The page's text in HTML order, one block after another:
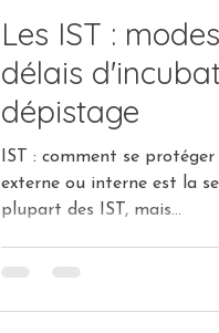
Les IST :
délais
dépistage
IST : comment se protéger
externe ou interne est la
plupart des IST, mais...